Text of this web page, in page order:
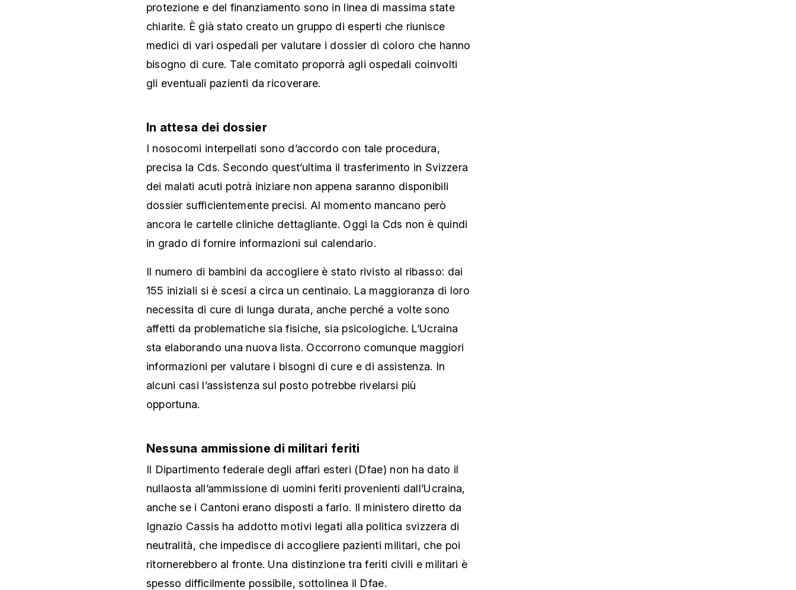
protezione e del finanziamento sono in linea di massima state
chiarite. È già stato creato un gruppo di esperti che riunisce
medici di vari ospedali per valutare i dossier di coloro che hanno
bisogno di cure. Tale comitato proporrà agli ospedali coinvolti
gli eventuali pazienti da ricoverare.
In attesa dei dossier
I nosocomi interpellati sono d’accordo con tale procedura,
precisa la Cds. Secondo quest’ultima il trasferimento in Svizzera
dei malati acuti potrà iniziare non appena saranno disponibili
dossier sufficientemente precisi. Al momento mancano però
ancora le cartelle cliniche dettagliante. Oggi la Cds non è quindi
in grado di fornire informazioni sul calendario.
Il numero di bambini da accogliere è stato rivisto al ribasso: dai
155 iniziali si è scesi a circa un centinaio. La maggioranza di loro
necessita di cure di lunga durata, anche perché a volte sono
affetti da problematiche sia fisiche, sia psicologiche. L’Ucraina
sta elaborando una nuova lista. Occorrono comunque maggiori
informazioni per valutare i bisogni di cure e di assistenza. In
alcuni casi l’assistenza sul posto potrebbe rivelarsi più
opportuna.
Nessuna ammissione di militari feriti
Il Dipartimento federale degli affari esteri (Dfae) non ha dato il
nullaosta all’ammissione di uomini feriti provenienti dall’Ucraina,
anche se i Cantoni erano disposti a farlo. Il ministero diretto da
Ignazio Cassis ha addotto motivi legati alla politica svizzera di
neutralità, che impedisce di accogliere pazienti militari, che poi
ritornerebbero al fronte. Una distinzione tra feriti civili e militari è
spesso difficilmente possibile, sottolinea il Dfae.